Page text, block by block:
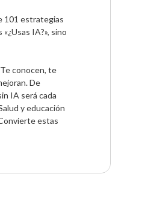
101 estrategias
IA?», sino
conocen, te
De
IA será cada
y educación
estas